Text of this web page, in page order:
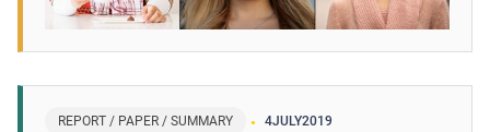
REPORT / PAPER / SUMMARY 4JULY2019